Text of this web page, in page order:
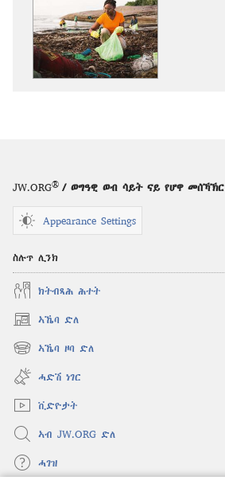
JW.ORG® / ወግዓዊ ወብ ሳይት ናይ የሆዋ መሰኻኽር
Appearance Settings
ስሉጥ ሊንክ
ክትብጻሕ ሕተት
ኣኼባ ድለ
(opens
new
window)
ኣኼባ ዞባ ድለ
(opens
new
window)
ሓድሽ ነገር
ቪድዮታት
ኣብ JW.ORG ድለ
ሓገዝ